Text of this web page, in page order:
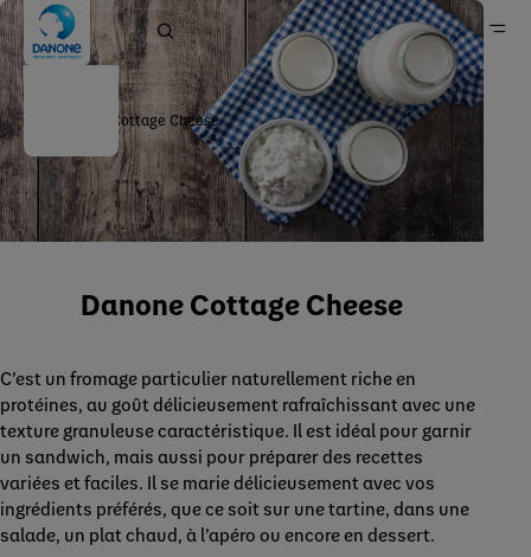
Danone en Belgique
Marques
Produits laitiers et d’origine végétale
Danone Cottage Cheese
Danone Cottage Cheese
C’est un fromage particulier naturellement riche en
protéines, au goût délicieusement rafraîchissant avec une
texture granuleuse caractéristique. Il est idéal pour garnir
un sandwich, mais aussi pour préparer des recettes
variées et faciles. Il se marie délicieusement avec vos
ingrédients préférés, que ce soit sur une tartine, dans une
salade, un plat chaud, à l’apéro ou encore en dessert.